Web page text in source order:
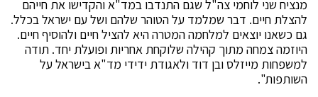
מנציח שני לוחמי צה"ל שגם התנדבו במד"א והקדישו את חייהם
להצלת חיים. דבר שמלמד על הטוהר שלהם ושל עם ישראל בכלל.
גם כשאנו יוצאים למלחמה המטרה היא להציל חיים ולהוסיף חיים.
היוזמה צמחה מתוך קהילה שלוקחת אחריות ופועלת יחד. תודה
למשפחות מייזלס ובן דוד ולאגודת ידידי מד"א בישראל על
השותפות".